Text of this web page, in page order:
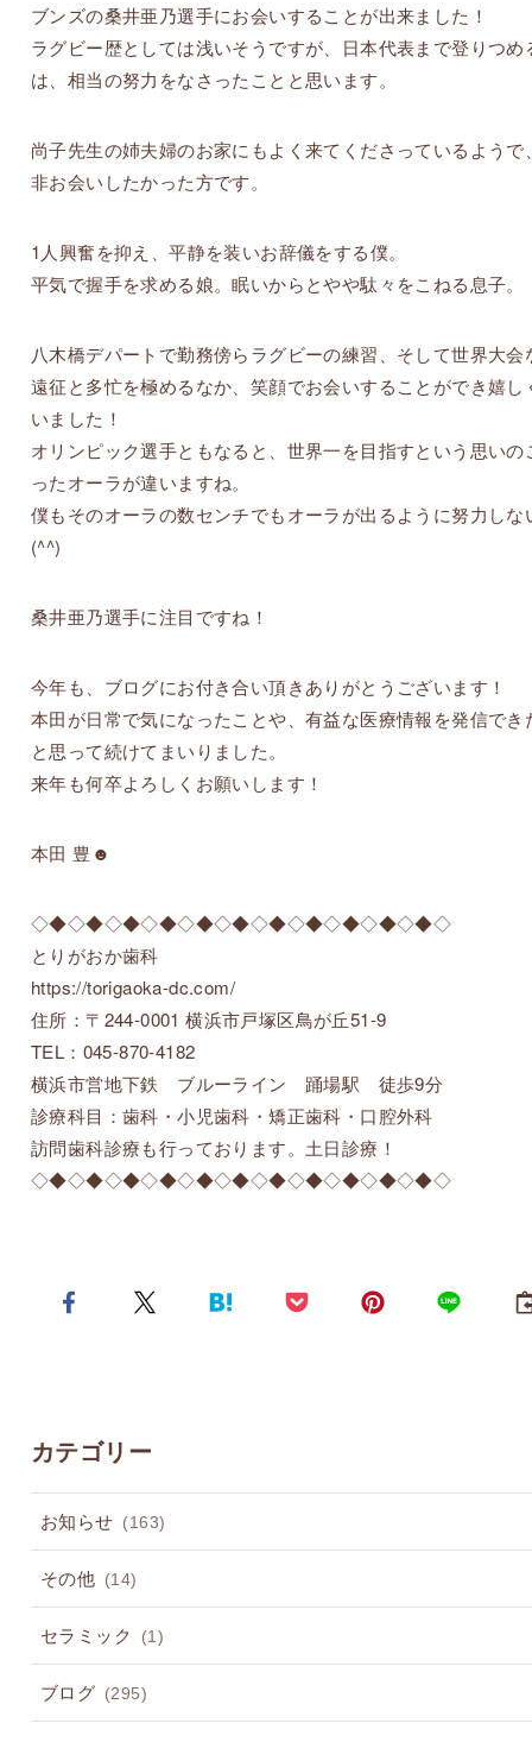
ブンズの桑井亜乃選手にお会いすることが出来ました！
ラグビー歴としては浅いそうですが、日本代表まで登りつめ
は、相当の努力をなさったことと思います。
尚子先生の姉夫婦のお家にもよく来てくださっているようで
非お会いしたかった方です。
1人興奮を抑え、平静を装いお辞儀をする僕。
平気で握手を求める娘。眠いからとやや駄々をこねる息子。
八木橋デパートで勤務傍らラグビーの練習、そして世界大会
遠征と多忙を極めるなか、笑顔でお会いすることができ嬉し
いました！
オリンピック選手ともなると、世界一を目指すという思いの
ったオーラが違いますね。
僕もそのオーラの数センチでもオーラが出るように努力しな
(^^)
桑井亜乃選手に注目ですね！
今年も、ブログにお付き合い頂きありがとうございます！
本田が日常で気になったことや、有益な医療情報を発信でき
と思って続けてまいりました。
来年も何卒よろしくお願いします！
本田 豊☻
◇◆◇◆◇◆◇◆◇◆◇◆◇◆◇◆◇◆◇◆◇◆◇
とりがおか歯科
https://torigaoka-dc.com/
住所：〒244-0001 横浜市戸塚区鳥が丘51-9
TEL：045-870-4182
横浜市営地下鉄 ブルーライン 踊場駅 徒歩9分
診療科目：歯科・小児歯科・矯正歯科・口腔外科
訪問歯科診療も行っております。土日診療！
◇◆◇◆◇◆◇◆◇◆◇◆◇◆◇◆◇◆◇◆◇◆◇
カテゴリー
お知らせ (163)
その他 (14)
セラミック (1)
ブログ (295)